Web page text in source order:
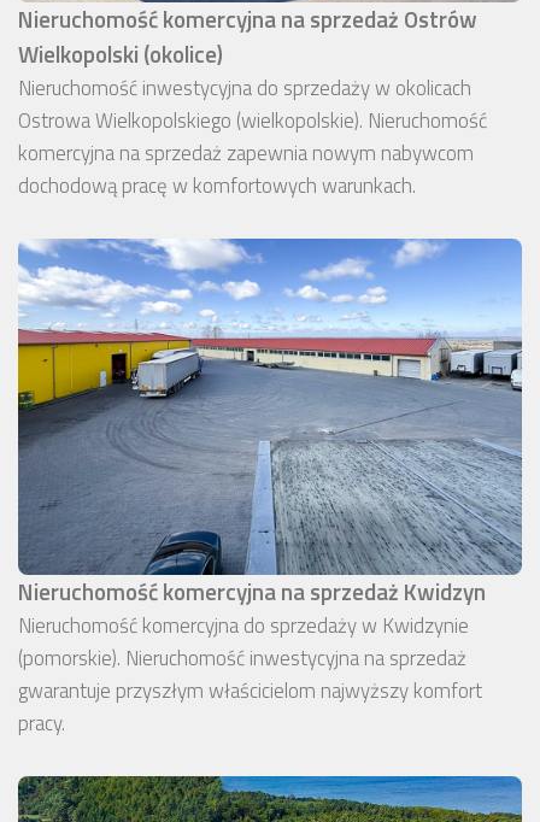
Nieruchomość komercyjna na sprzedaż Ostrów
Wielkopolski (okolice)
Nieruchomość inwestycyjna do sprzedaży w okolicach
Ostrowa Wielkopolskiego (wielkopolskie). Nieruchomość
komercyjna na sprzedaż zapewnia nowym nabywcom
dochodową pracę w komfortowych warunkach.
Nieruchomość komercyjna na sprzedaż Kwidzyn
Nieruchomość komercyjna do sprzedaży w Kwidzynie
(pomorskie). Nieruchomość inwestycyjna na sprzedaż
gwarantuje przyszłym właścicielom najwyższy komfort
pracy.